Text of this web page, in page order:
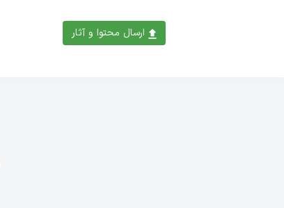
ارسال محتوا و آثار